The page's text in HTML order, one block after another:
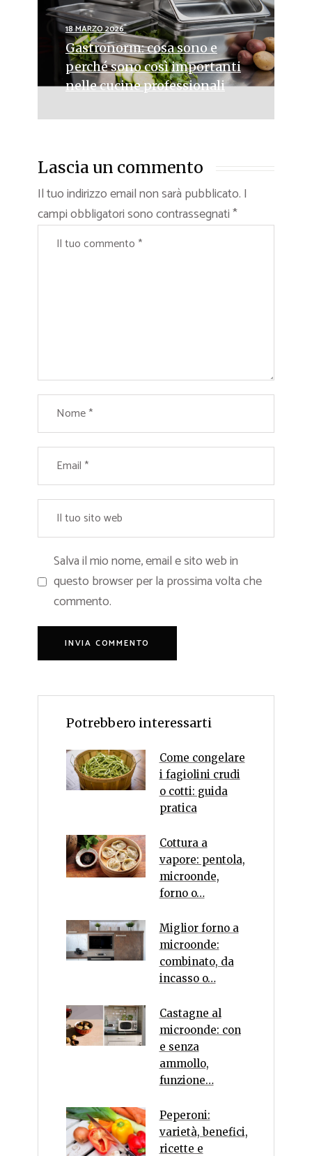
18 MARZO 2026
Gastronorm: cosa sono e
perché sono così importanti
nelle cucine professionali
Lascia un commento
Il tuo indirizzo email non sarà pubblicato. I
campi obbligatori sono contrassegnati*
Salva il mio nome, email e sito web in
questo browser per la prossima volta che
commento.
Potrebbero interessarti
Come congelare
i fagiolini crudi
o cotti: guida
pratica
Cottura a
vapore: pentola,
microonde,
forno o…
Miglior forno a
microonde:
combinato, da
incasso o…
Castagne al
microonde: con
e senza
ammollo,
funzione…
Peperoni:
varietà, benefici,
ricette e